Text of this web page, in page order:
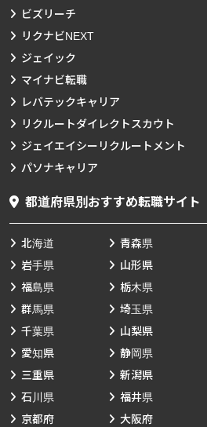
ビズリーチ
リクナビNEXT
ジェイック
マイナビ転職
レバテックキャリア
リクルートダイレクトスカウト
ジェイエイシーリクルートメント
パソナキャリア
都道府県別おすすめ転職サイト
北海道 青森県
岩手県
山形県
福島県
栃木県
群馬県
埼玉県
千葉県
山梨県
愛知県
静岡県
三重県
新潟県
石川県
福井県
京都府
大阪府